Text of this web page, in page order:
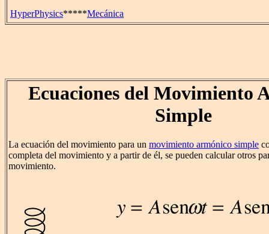
HyperPhysics*****Mecánica
Ecuaciones del Movimiento
Simple
La ecuación del movimiento para un movimiento armónico simple
completa del movimiento y a partir de él, se pueden calcular otros
movimiento.